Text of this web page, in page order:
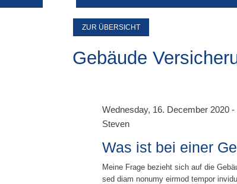
ZUR ÜBERSICHT
Gebäude
Wednesday, 16. December 2020 -
Steven
Was ist bei einer
Meine Frage bezieht sich auf die
sed diam nonumy eirmod tempor